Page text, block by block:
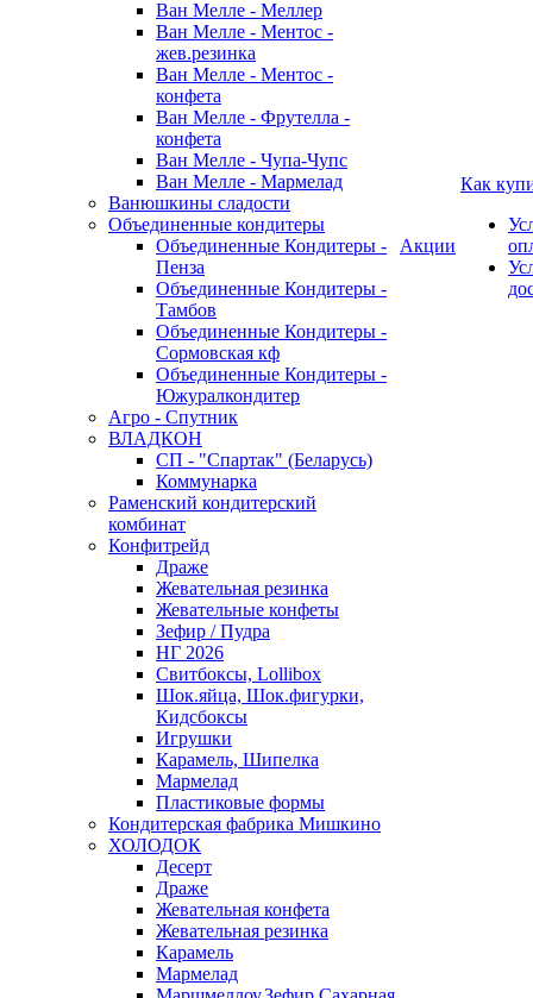
Ван Мелле - Меллер
Ван Мелле - Ментос -
жев.резинка
Ван Мелле - Ментос -
конфета
Ван Мелле - Фрутелла -
конфета
Ван Мелле - Чупа-Чупс
Ван Мелле - Мармелад
Ванюшкины сладости
Объединенные кондитеры
Объединенные Кондитеры -
Пенза
Объединенные Кондитеры -
Тамбов
Объединенные Кондитеры -
Сормовская кф
Объединенные Кондитеры -
Южуралкондитер
Агро - Спутник
ВЛАДКОН
СП - "Спартак" (Беларусь)
Коммунарка
Раменский кондитерский
комбинат
Конфитрейд
Драже
Жевательная резинка
Жевательные конфеты
Зефир / Пудра
НГ 2026
Свитбоксы, Lollibox
Шок.яйца, Шок.фигурки,
Кидсбоксы
Игрушки
Карамель, Шипелка
Мармелад
Пластиковые формы
Кондитерская фабрика Мишкино
ХОЛОДОК
Десерт
Драже
Жевательная конфета
Жевательная резинка
Карамель
Мармелад
Акции
Как